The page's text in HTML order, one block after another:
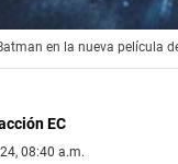
en la nueva película
EC
08:40 a.m.